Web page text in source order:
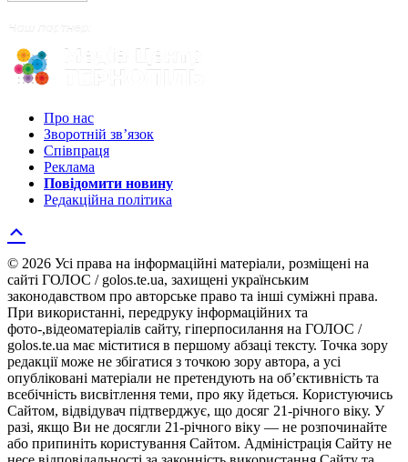
Про нас
Зворотній зв’язок
Співпраця
Реклама
Повідомити новину
Редакційна політика
© 2026 Усі права на інформаційні матеріали, розміщені на
сайті ГОЛОС / golos.te.ua, захищені українським
законодавством про авторське право та інші суміжні права.
При використанні, передруку інформаційних та
фото-,відеоматеріалів сайту, гіперпосилання на ГОЛОС /
golos.te.ua має міститися в першому абзаці тексту. Точка зору
редакції може не збігатися з точкою зору автора, а усі
опубліковані матеріали не претендують на об’єктивність та
всебічність висвітлення теми, про яку йдеться. Користуючись
Сайтом, відвідувач підтверджує, що досяг 21-річного віку. У
разі, якщо Ви не досягли 21-річного віку — не розпочинайте
або припиніть користування Сайтом. Адміністрація Сайту не